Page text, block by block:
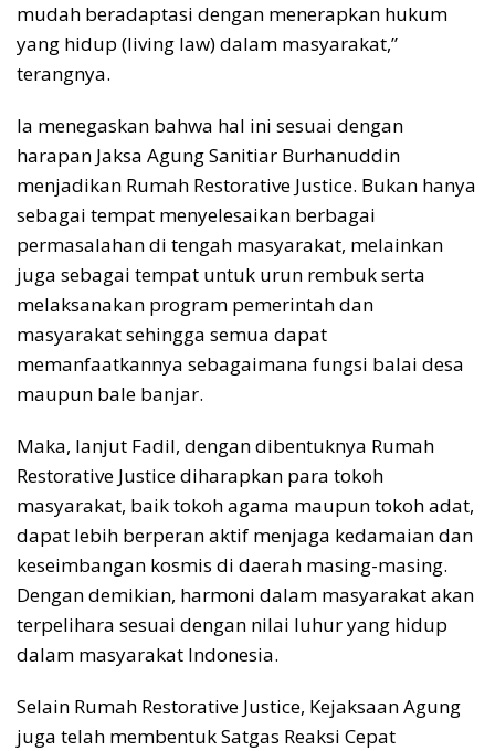
mudah beradaptasi dengan menerapkan hukum
yang hidup (living law) dalam masyarakat,”
terangnya.
Ia menegaskan bahwa hal ini sesuai dengan
harapan Jaksa Agung Sanitiar Burhanuddin
menjadikan Rumah Restorative Justice. Bukan hanya
sebagai tempat menyelesaikan berbagai
permasalahan di tengah masyarakat, melainkan
juga sebagai tempat untuk urun rembuk serta
melaksanakan program pemerintah dan
masyarakat sehingga semua dapat
memanfaatkannya sebagaimana fungsi balai desa
maupun bale banjar.
Maka, lanjut Fadil, dengan dibentuknya Rumah
Restorative Justice diharapkan para tokoh
masyarakat, baik tokoh agama maupun tokoh adat,
dapat lebih berperan aktif menjaga kedamaian dan
keseimbangan kosmis di daerah masing-masing.
Dengan demikian, harmoni dalam masyarakat akan
terpelihara sesuai dengan nilai luhur yang hidup
dalam masyarakat Indonesia.
Selain Rumah Restorative Justice, Kejaksaan Agung
juga telah membentuk Satgas Reaksi Cepat